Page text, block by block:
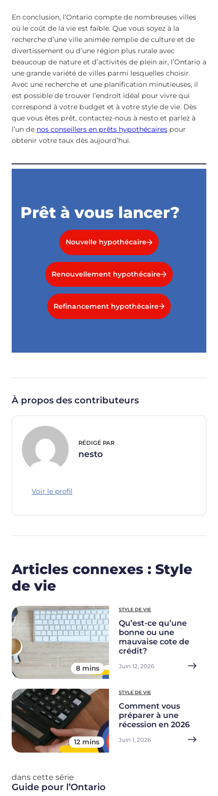
En conclusion, l’Ontario compte de nombreuses villes
où le coût de la vie est faible. Que vous soyez à la
recherche d’une ville animée remplie de culture et de
divertissement ou d’une région plus rurale avec
beaucoup de nature et d’activités de plein air, l’Ontario a
une grande variété de villes parmi lesquelles choisir.
Avec une recherche et une planification minutieuses, il
est possible de trouver l’endroit idéal pour vivre qui
correspond à votre budget et à votre style de vie. Dès
que vous êtes prêt, contactez-nous à nesto et parlez à
l’un de nos conseillers en prêts hypothécaires pour
obtenir votre taux dès aujourd’hui.
Prêt à vous lancer?
Nouvelle hypothécaire
Renouvellement hypothécaire
Refinancement hypothécaire
À propos des contributeurs
RÉDIGÉ PAR
nesto
Voir le profil
Articles connexes : Style
de vie
8 mins
STYLE DE VIE
Qu’est-ce qu’une
bonne ou une
mauvaise cote de
crédit?
Juin 12, 2026
12 mins
STYLE DE VIE
Comment vous
préparer à une
récession en 2026
Juin 1, 2026
dans cette série
Guide pour l’Ontario